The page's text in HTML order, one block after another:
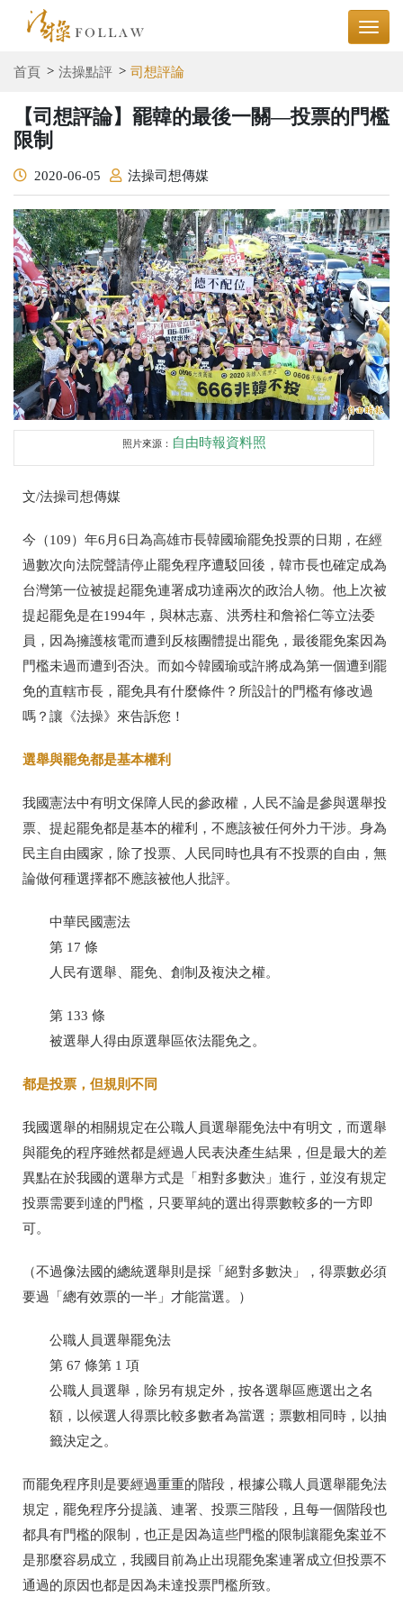
首頁 法操點評 司想評論
【司想評論】罷韓的最後一關—投票的門檻
限制
2020-06-05 法操司想傳媒
照片來源： 自由時報資料照
文/法操司想傳媒
今（109）年6月 6 日為高雄市長韓國瑜罷免投票的日期，在經
過數次向法院聲請停止罷免程序遭駁回後，韓市長也確定成為
台灣第一位被提起罷免連署成功達兩次的政治人物。他上次被
提起罷免是在1994年，與林志嘉、洪秀柱和詹裕仁等立法委
員，因為擁護核電而遭到反核團體提出罷免，最後罷免案因為
門檻未過而遭到否決。而如今韓國瑜或許將成為第一個遭到罷
免的直轄市長，罷免具有什麼條件？所設計的門檻有修改過
嗎？讓《法操》來告訴您！
選舉與罷免都是基本權利
我國憲法中有明文保障人民的參政權，人民不論是參與選舉投
票、提起罷免都是基本的權利，不應該被任何外力干涉。身為
民主自由國家，除了投票、人民同時也具有不投票的自由，無
論做何種選擇都不應該被他人批評。
中華民國憲法
第 17 條
人民有選舉、罷免、創制及複決之權。
第 133 條
被選舉人得由原選舉區依法罷免之。
都是投票，但規則不同
我國選舉的相關規定在公職人員選舉罷免法中有明文，而選舉
與罷免的程序雖然都是經過人民表決產生結果，但是最大的差
異點在於我國的選舉方式是「相對多數決」進行，並沒有規定
投票需要到達的門檻，只要單純的選出得票數較多的一方即
可。
（不過像法國的總統選舉則是採「絕對多數決」，得票數必須
要過「總有效票的一半」才能當選。）
公職人員選舉罷免法
第 67 條第 1 項
公職人員選舉，除另有規定外，按各選舉區應選出之名
額，以候選人得票比較多數者為當選；票數相同時，以抽
籤決定之。
而罷免程序則是要經過重重的階段，根據公職人員選舉罷免法
規定，罷免程序分提議、連署、投票三階段，且每一個階段也
都具有門檻的限制，也正是因為這些門檻的限制讓罷免案並不
是那麼容易成立，我國目前為止出現罷免案連署成立但投票不
通過的原因也都是因為未達投票門檻所致。